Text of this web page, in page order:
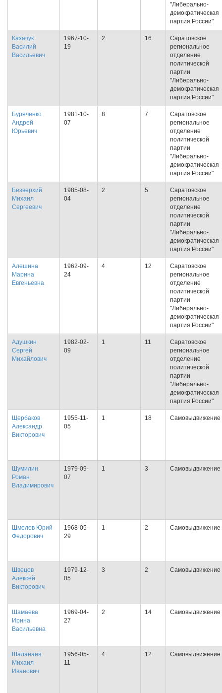
"Либерально-
демократическая
партия России"
Казачук
Василий
Васильевич
1967-10-
19
2 16
Саратовское
региональное
отделение
политической
партии
"Либерально-
демократическая
партия России"
Буряченко
Андрей
Юрьевич
1981-10-
07
8 7
Саратовское
региональное
отделение
политической
партии
"Либерально-
демократическая
партия России"
Безверхий
Михаил
Сергеевич
1985-08-
04
2 5
Саратовское
региональное
отделение
политической
партии
"Либерально-
демократическая
партия России"
Алешина
Марина
Евгеньевна
1962-09-
24
4 12
Саратовское
региональное
отделение
политической
партии
"Либерально-
демократическая
партия России"
Адушкин
Сергей
Михайлович
1982-02-
09
1 11
Саратовское
региональное
отделение
политической
партии
"Либерально-
демократическая
партия России"
Щербаков
Александр
Викторович
1955-11-
05
1 18 Самовыдвижение
Шумилин
Роман
Владимирович
1979-09-
07
1 3 Самовыдвижение
Шмелев Юрий
Федорович
1968-05-
29
1 2 Самовыдвижение
Швецов
Алексей
Викторович
1979-12-
05
3 2 Самовыдвижение
Шамаева
Ирина
Васильевна
1969-04-
27
2 14 Самовыдвижение
Шаланаев
Михаил
Иванович
1956-05-
11
4 12 Самовыдвижение